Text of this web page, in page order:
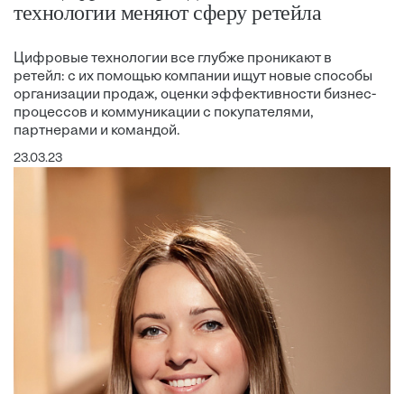
технологии меняют сферу ретейла
Цифровые технологии все глубже проникают в
ретейл: с их помощью компании ищут новые способы
организации продаж, оценки эффективности бизнес-
процессов и коммуникации с покупателями,
партнерами и командой.
23.03.23